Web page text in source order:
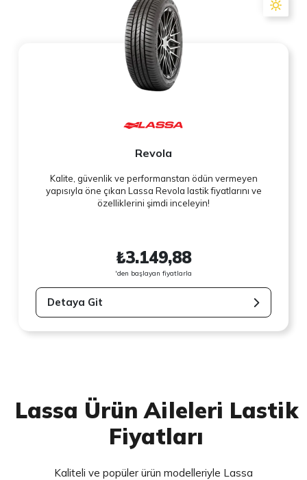
Revola
Kalite, güvenlik ve performanstan ödün vermeyen
yapısıyla öne çıkan Lassa Revola lastik fiyatlarını ve
özelliklerini şimdi inceleyin!
₺3.149,88
'den başlayan fiyatlarla
Detaya Git
Lassa Ürün Aileleri Lastik
Fiyatları
Kaliteli ve popüler ürün modelleriyle Lassa